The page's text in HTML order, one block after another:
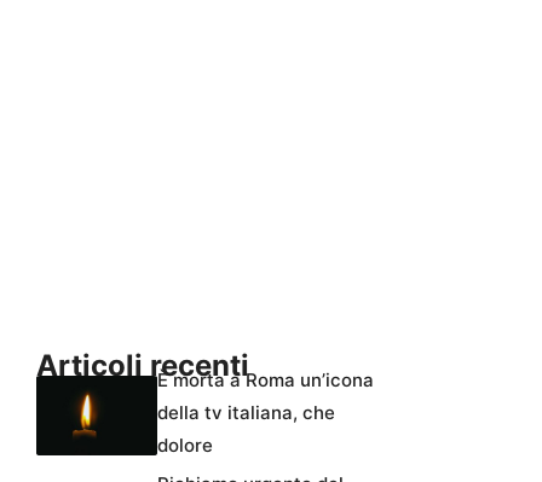
Articoli recentiÈ morta a Roma un’icona
della tv italiana, che
dolore